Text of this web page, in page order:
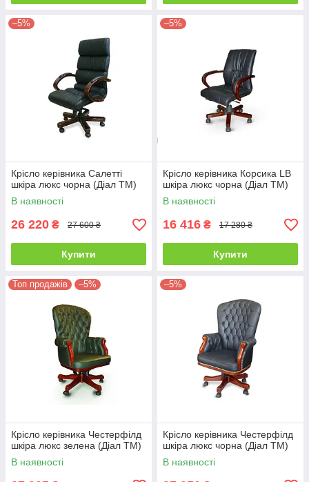
–5%
Крісло керівника Салетті
шкіра люкс чорна (Діал ТМ)
В наявності
26 220 ₴ 27 600 ₴
Купити
–5%
Крісло керівника Корсика LB
шкіра люкс чорна (Діал ТМ)
В наявності
16 416 ₴ 17 280 ₴
Купити
Топ продажів –5%
Крісло керівника Честерфілд
шкіра люкс зелена (Діал ТМ)
В наявності
–5%
Крісло керівника Честерфілд
шкіра люкс чорна (Діал ТМ)
В наявності